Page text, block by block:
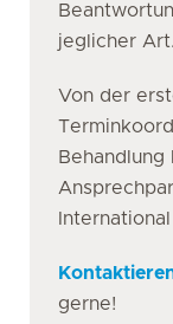
jeglicher Art.
Von der
gerne!